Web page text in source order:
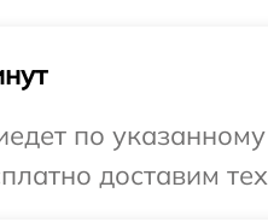
по
доставим